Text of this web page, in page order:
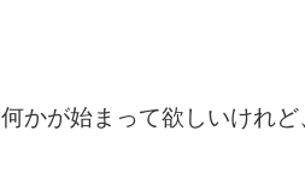
何かが始まって欲しいけれ